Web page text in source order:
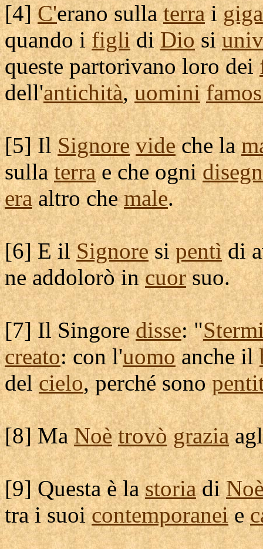
[4]C'erano sullaterrai
quando ifiglidiDiosi
questepartorivanoloro dei
dell'antichità,uomini
[5] IlSignore videche la
sullaterrae che ogni
eraaltro chemale.
[6] E ilSignoresipentìdi
neaddoloròincuorsuo.
[7] IlSingore disse: "
creato: con l'uomoanche il
delcielo, perché sono
[8] MaNoè trovò grazia
[9] Questa è lastoriadi
tra i suoicontemporaneie